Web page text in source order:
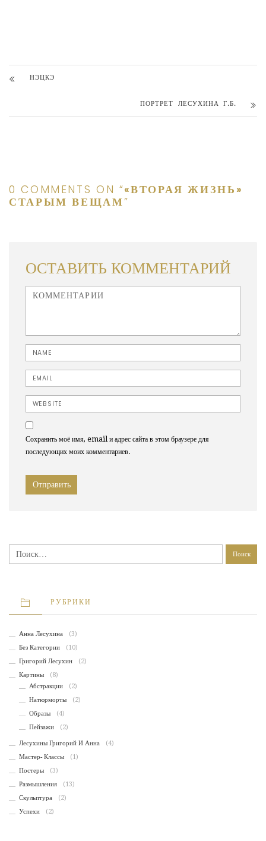
НЭЦКЭ
ПОРТРЕТ ЛЕСУХИНА Г.Б.
0 COMMENTS ON “«ВТОРАЯ ЖИЗНЬ»
СТАРЫМ ВЕЩАМ”
ОСТАВИТЬ КОММЕНТАРИЙ
<b>Comment</b> ( * )
Name
Email
Website
Сохранить моё имя, email и адрес сайта в этом браузере для
последующих моих комментариев.
РУБРИКИ
Анна Лесухина
(3)
Без Категории
(10)
Григорий Лесухин
(2)
Картины
(8)
Абстракции
(2)
Натюрморты
(2)
Образы
(4)
Пейзажи
(2)
Лесухины Григорий И Анна
(4)
Мастер- Классы
(1)
Постеры
(3)
Размышления
(13)
Скульптура
(2)
Успехи
(2)